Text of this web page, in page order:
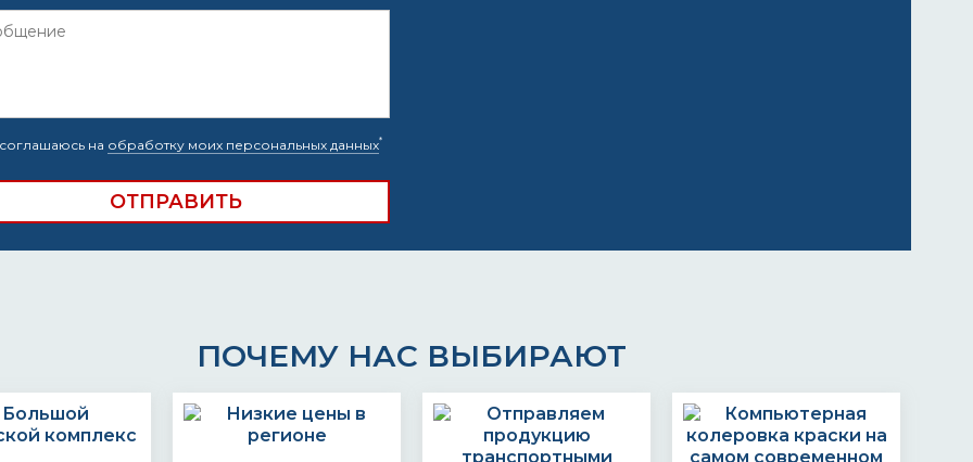
на обработку моих персональных данных*
ПОЧЕМУ НАС ВЫБИРАЮТ